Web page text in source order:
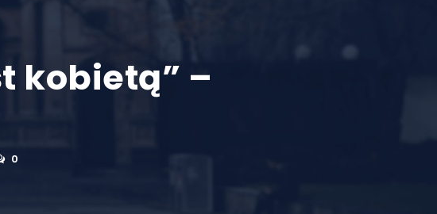
kobietą” –
0